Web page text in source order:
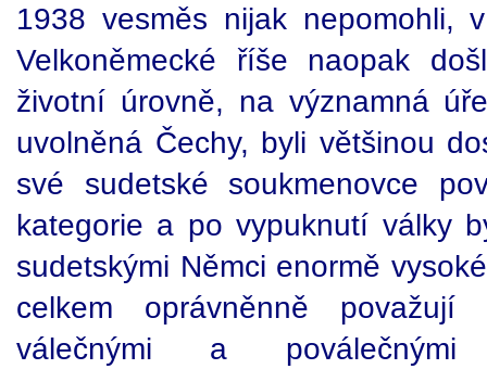
1938 vesměs nijak nepomohli,
Velkoněmecké říše naopak
životní úrovně, na významná
uvolněná Čechy, byli většinou
své sudetské soukmenovce
kategorie a po vypuknutí války
sudetskými Němci enormě
celkem oprávněnně
válečnými a poválečnými